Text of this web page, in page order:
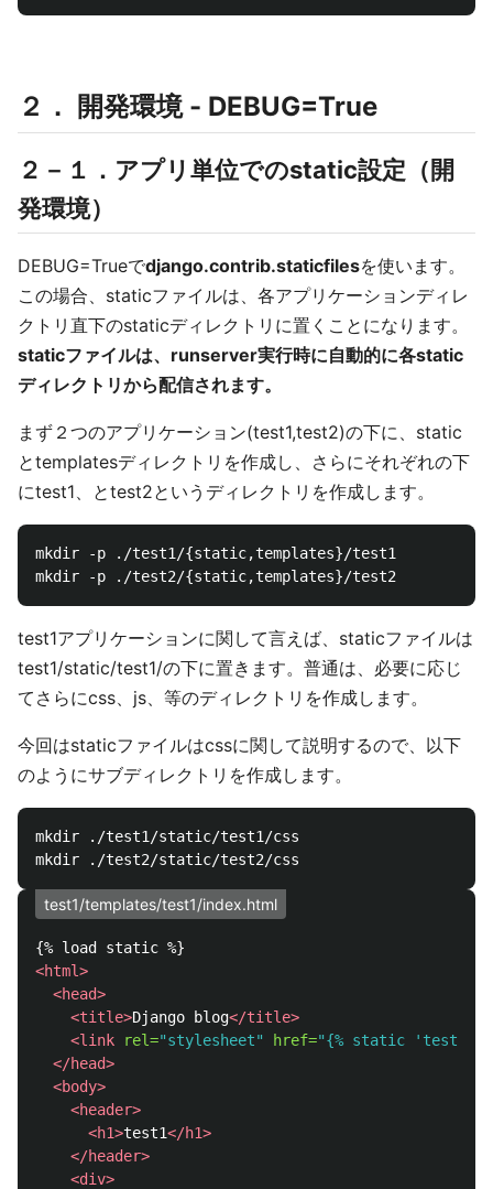
２． 開発環境 - DEBUG=True
２－１．アプリ単位でのstatic設定（開
発環境）
DEBUG=Trueでdjango.contrib.staticfilesを使います。
この場合、staticファイルは、各アプリケーションディレ
クトリ直下のstaticディレクトリに置くことになります。
staticファイルは、runserver実行時に自動的に各static
ディレクトリから配信されます。
まず２つのアプリケーション(test1,test2)の下に、static
とtemplatesディレクトリを作成し、さらにそれぞれの下
にtest1、とtest2というディレクトリを作成します。
mkdir -p ./test1/{static,templates}/test1
test1アプリケーションに関して言えば、staticファイルは
test1/static/test1/の下に置きます。普通は、必要に応じ
てさらにcss、js、等のディレクトリを作成します。
今回はstaticファイルはcssに関して説明するので、以下
のようにサブディレクトリを作成します。
mkdir ./test1/static/test1/css
test1/templates/test1/index.html
<html>
<head>
<title>Django blog</title>
<link
rel="stylesheet" href="{% static 'test1/
</head>
<body>
<header>
<h1>test1</h1>
</header>
<div>